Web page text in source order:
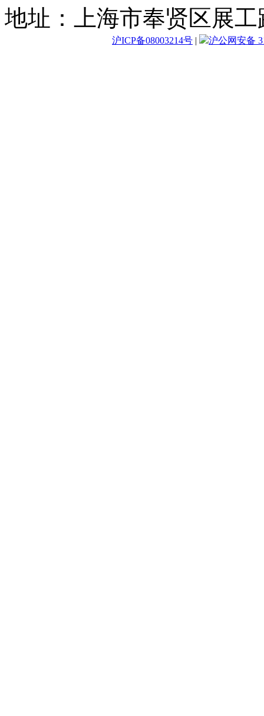
地址：上海市奉贤区展工
沪ICP备08003214号 | 沪公网安备